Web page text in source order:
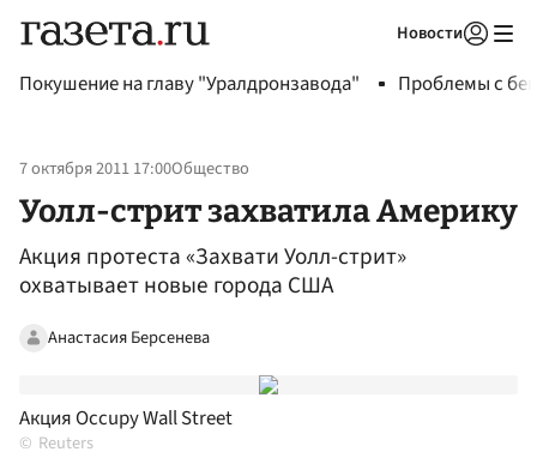
Новости
Покушение на главу "Уралдронзавода" Проблемы с
7 октября 2011 17:00Общество
Уолл-стрит захватила Америку
Акция протеста «Захвати Уолл-стрит»
охватывает новые города США
Анастасия Берсенева
Акция Occupy Wall Street
Reuters